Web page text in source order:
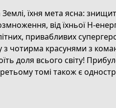
їхня мета ясна:
від їхньої H-
привабливих
чотирма красунями з
доля всього світу!
томі також є